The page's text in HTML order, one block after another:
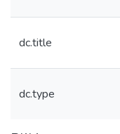
dc.title
dc.type